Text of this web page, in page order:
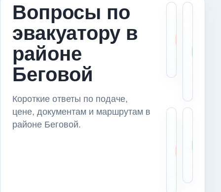
Вопросы по
эвакуатору в
районе
Беговой
Короткие ответы по подаче,
цене, документам и маршрутам в
районе Беговой.